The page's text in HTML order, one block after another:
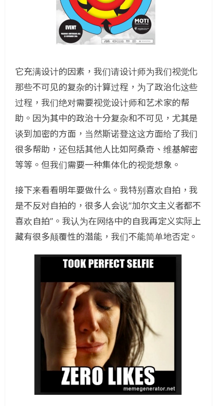
它充满设计的因素，我们请设计师为我们视觉化
那些不可见的复杂的计算过程，为了政治化这些
过程，我们绝对需要视觉设计师和艺术家的帮
助。因为其中的政治十分复杂和不可见，尤其是
谈到加密的方面，当然斯诺登这这方面给了我们
很多帮助，还包括其他人比如阿桑奇、维基解密
等等。但我们需要一种集体化的视觉想象。
接下来看看明年要做什么。我特别喜欢自拍，我
是不反对自拍的，很多人会说“加尔文主义者都不
喜欢自拍”。我认为在网络中的自我再定义实际上
藏有很多颠覆性的潜能，我们不能简单地否定。